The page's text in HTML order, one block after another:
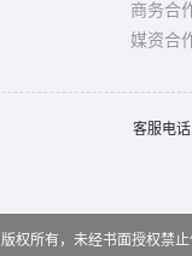
商务合
媒资合
客服电
版权所有，未经书面授权